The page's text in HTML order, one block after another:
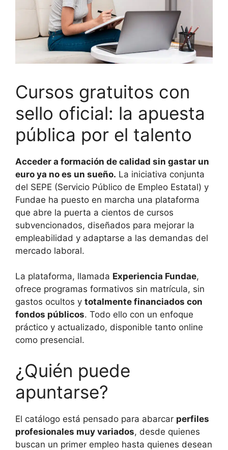
Cursos gratuitos con
sello oficial: la apuesta
pública por el talento
Acceder a formación de calidad sin gastar un
euro ya no es un sueño. La iniciativa conjunta
del SEPE (Servicio Público de Empleo Estatal) y
Fundae ha puesto en marcha una plataforma
que abre la puerta a cientos de cursos
subvencionados, diseñados para mejorar la
empleabilidad y adaptarse a las demandas del
mercado laboral.
La plataforma, llamada Experiencia Fundae,
ofrece programas formativos sin matrícula, sin
gastos ocultos y totalmente financiados con
fondos públicos. Todo ello con un enfoque
práctico y actualizado, disponible tanto online
como presencial.
¿Quién puede
apuntarse?
El catálogo está pensado para abarcar perfiles
profesionales muy variados, desde quienes
buscan un primer empleo hasta quienes desean